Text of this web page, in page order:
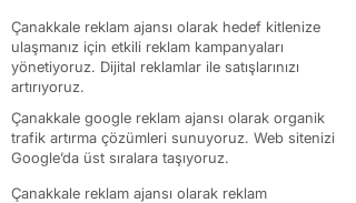
Çanakkale reklam ajansı olarak hedef kitlenize
ulaşmanız için etkili reklam kampanyaları
yönetiyoruz. Dijital reklamlar ile satışlarınızı
artırıyoruz.
Çanakkale google reklam ajansı olarak organik
trafik artırma çözümleri sunuyoruz. Web sitenizi
Google’da üst sıralara taşıyoruz.
Çanakkale reklam ajansı olarak reklam